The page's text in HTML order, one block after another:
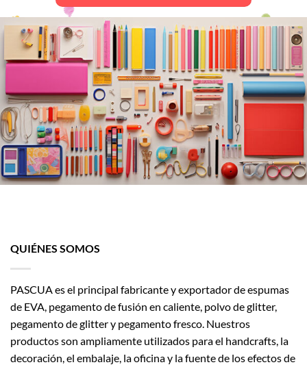
en
página
de
producto
QUIÉNES SOMOS
PASCUA es el principal fabricante y exportador de espumas
de EVA, pegamento de fusión en caliente, polvo de glitter,
pegamento de glitter y pegamento fresco. Nuestros
productos son ampliamente utilizados para el handcrafts, la
decoración, el embalaje, la oficina y la fuente de los efectos de